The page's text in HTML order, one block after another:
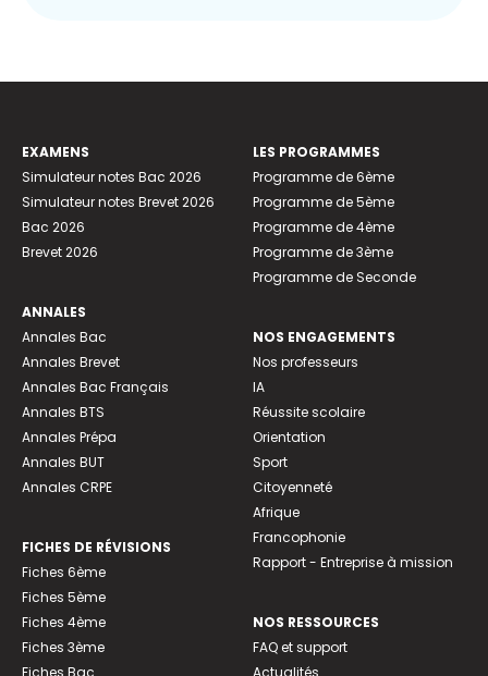
EXAMENS
Simulateur notes Bac 2026
Simulateur notes Brevet 2026
Bac 2026
Brevet 2026
ANNALES
Annales Bac
Annales Brevet
Annales Bac Français
Annales BTS
Annales Prépa
Annales BUT
Annales CRPE
FICHES DE RÉVISIONS
Fiches 6ème
Fiches 5ème
Fiches 4ème
Fiches 3ème
Fiches Bac
LES PROGRAMMES
Programme de 6ème
Programme de 5ème
Programme de 4ème
Programme de 3ème
Programme de Seconde
NOS ENGAGEMENTS
Nos professeurs
IA
Réussite scolaire
Orientation
Sport
Citoyenneté
Afrique
Francophonie
Rapport - Entreprise à mission
NOS RESSOURCES
FAQ et support
Actualités